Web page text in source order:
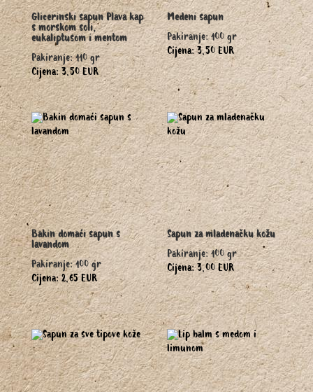
Glicerinski sapun Plava kap
s morskom soli,
eukaliptusom i mentom
Pakiranje: 110 gr
Cijena: 3,50 EUR
Medeni sapun
Pakiranje: 100 gr
Cijena: 3,50 EUR
Bakin domaći sapun s
lavandom
Pakiranje: 100 gr
Cijena: 2,65 EUR
Sapun za mladenačku kožu
Pakiranje: 100 gr
Cijena: 3,00 EUR